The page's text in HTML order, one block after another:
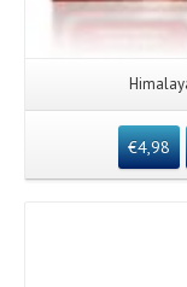
€4,98